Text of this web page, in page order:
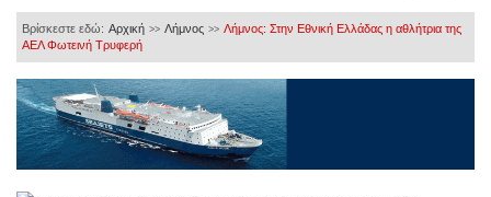
Βρίσκεστε εδώ: Αρχική >> Λήμνος >> Λήμνος: Στην Εθνική Ελλάδας η αθλήτρια της
ΑΕΛ Φωτεινή Τρυφερή